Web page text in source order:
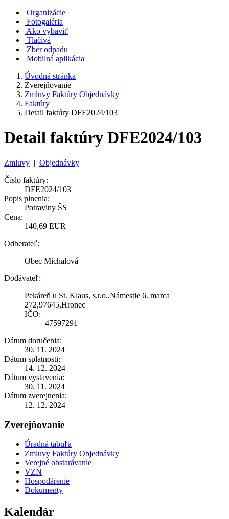
Organizácie
Fotogaléria
Ako vybaviť
Tlačivá
Zber odpadu
Mobilná aplikácia
Úvodná stránka
Zverejňovanie
Zmluvy Faktúry Objednávky
Faktúry
Detail faktúry DFE2024/103
Detail faktúry DFE2024/103
Zmluvy | Objednávky
Číslo faktúry:
DFE2024/103
Popis plnenia:
Potraviny ŠS
Cena:
140,69 EUR
Odberateľ:
Obec Michalová
Dodávateľ:
Pekáreň u St. Klaus, s.r.o.,Námestie 6. marca
272,97645,Hronec
IČO:
47597291
Dátum doručenia:
30. 11. 2024
Dátum splatnosti:
14. 12. 2024
Dátum vystavenia:
30. 11. 2024
Dátum zverejnenia:
12. 12. 2024
Zverejňovanie
Úradná tabuľa
Zmluvy Faktúry Objednávky
Verejné obstarávanie
VZN
Hospodárenie
Dokumenty
Kalendár